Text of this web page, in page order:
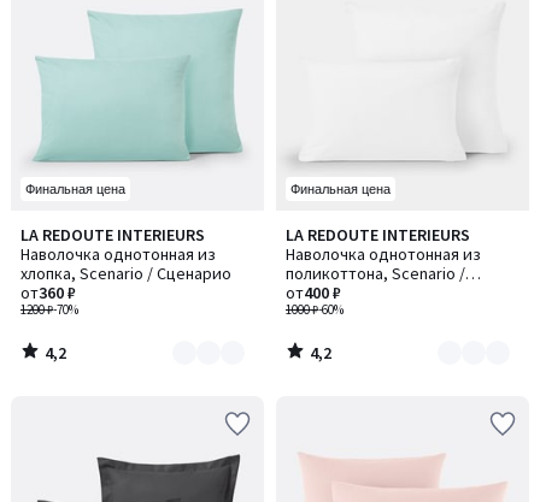
Финальная цена
LA REDOUTE INTERIEURS
Наволочка однотонная из
хлопка, Scenario / Сценарио
1200 ₽-70%
от360 ₽
4,2
/ 5
Количество
цветов:
6
4,2
/
Финальная цена
LA REDOUTE INTERIEURS
Наволочка однотонная из
поликоттона, Scenario /
Сценарио
1000 ₽-60%
от400 ₽
4,2
/ 5
Количество
цветов:
5
4,2
/